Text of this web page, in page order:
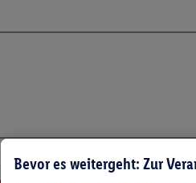
Bevor es weitergeht: Zur